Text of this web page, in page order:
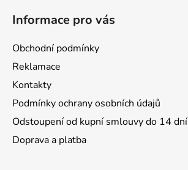
Informace pro vás
Obchodní podmínky
Reklamace
Kontakty
Podmínky ochrany osobních údajů
Odstoupení od kupní smlouvy do 14 dní
Doprava a platba